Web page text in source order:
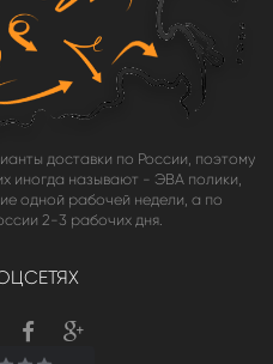
доставки по России, поэтому
иногда называют - ЭВА полики,
одной рабочей недели, а по
2-3 рабочих дня.